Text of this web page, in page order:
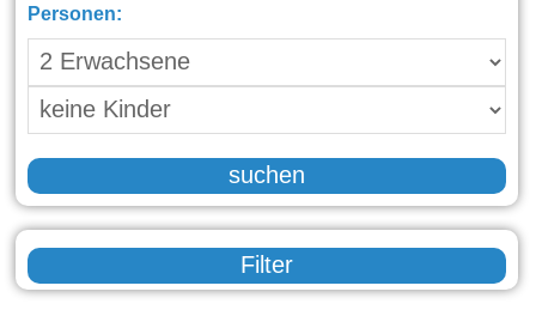
Personen:
suchen
Filter